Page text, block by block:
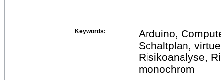
Keywords:
Arduino,
Schaltplan,
Risikoanalyse,
monochrom